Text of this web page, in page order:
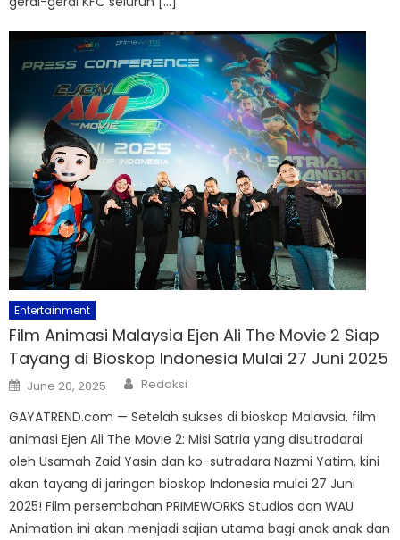
Entertainment
Film Animasi Malaysia Ejen Ali The Movie 2 Siap
Tayang di Bioskop Indonesia Mulai 27 Juni 2025
Posted
on
June 20, 2025 Author
Redaksi
GAYATREND.com — Setelah sukses di bioskop Malavsia, film
animasi Ejen Ali The Movie 2: Misi Satria yang disutradarai
oleh Usamah Zaid Yasin dan ko-sutradara Nazmi Yatim, kini
akan tayang di jaringan bioskop Indonesia mulai 27 Juni
2025! Film persembahan PRIMEWORKS Studios dan WAU
Animation ini akan menjadi sajian utama bagi anak anak dan